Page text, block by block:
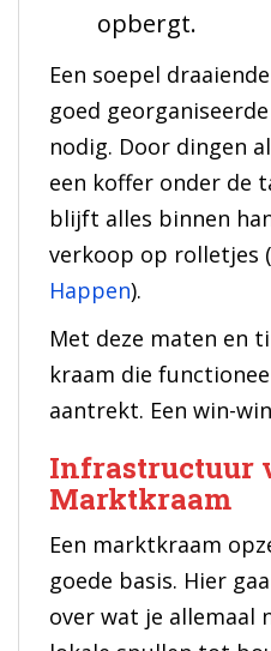
opbergt.
Een soepel
goed
nodig. Door dingen
een koffer onder de
blijft alles binnen
verkoop op rolletjes (
Happen).
Met deze maten en
kraam die
aantrekt. Een win-
Infrastructuur
Marktkraam
Een marktkraam
goede basis. Hier
over wat je allemaal